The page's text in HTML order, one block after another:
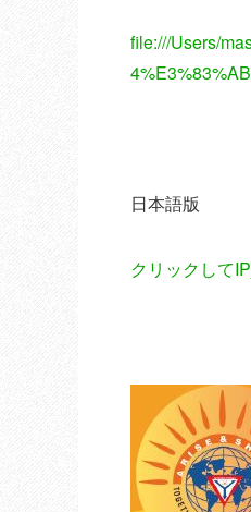
file:///Users/
日本語版
クリックして